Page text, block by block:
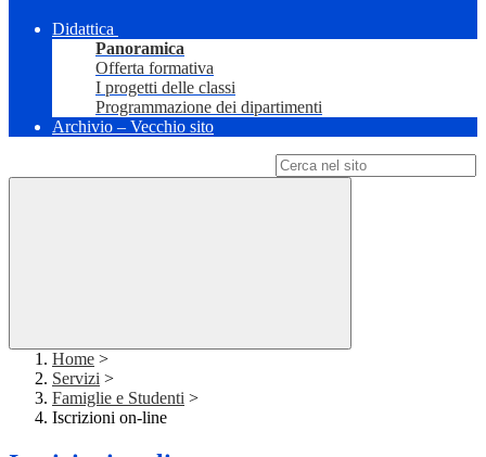
Didattica
Panoramica
Offerta formativa
I progetti delle classi
Programmazione dei dipartimenti
Archivio – Vecchio sito
Home >
Servizi >
Famiglie e Studenti >
Iscrizioni on-line